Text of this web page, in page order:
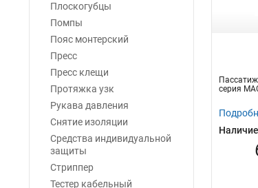
Плоскогубцы
Помпы
Пояс монтерский
Пресс
Пресс клещи
Протяжка узк
Рукава давления
Снятие изоляции
Средства индивидуальной
защиты
Стриппер
Тестер кабельный
серия